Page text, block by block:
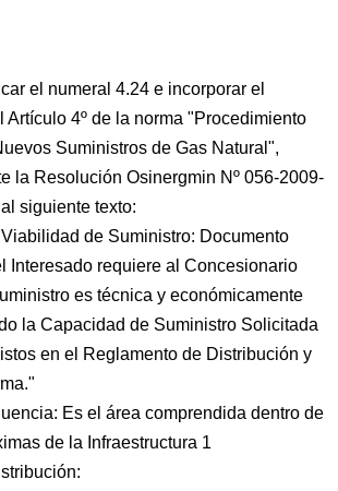
el numeral 4.24 e incorporar el
Artículo 4º de la norma "Procedimiento
Suministros de Gas Natural",
la Resolución Osinergmin Nº 056-2009-
siguiente texto:
de Suministro: Documento
Interesado requiere al Concesionario
es técnica y económicamente
la Capacidad de Suministro Solicitada
en el Reglamento de Distribución y
Es el área comprendida dentro de
de la Infraestructura 1